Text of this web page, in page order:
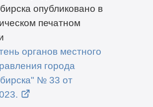
опубликовано в
печатном
органов местного
города
№ 33 от